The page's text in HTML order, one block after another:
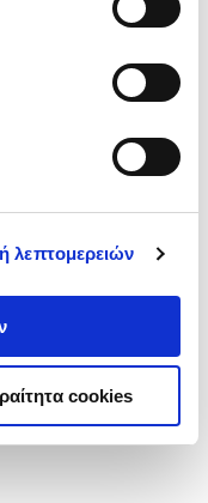
λεπτομερειών
cookies